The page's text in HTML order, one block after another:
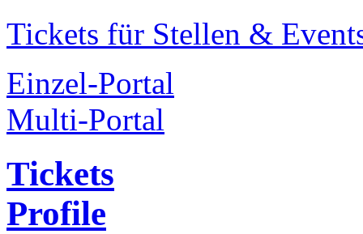
Tickets für Stellen &
Einzel-Portal
Multi-Portal
Tickets
Profile